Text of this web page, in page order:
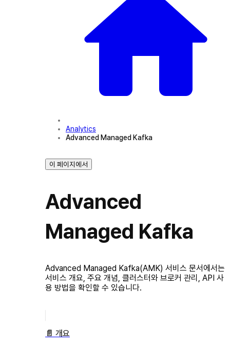
Analytics
Advanced Managed Kafka
이 페이지에서
Advanced
Managed Kafka
Advanced Managed Kafka(AMK) 서비스 문서에서는
서비스 개요, 주요 개념, 클러스터와 브로커 관리, API 사
용 방법을 확인할 수 있습니다.
📄️ 개요